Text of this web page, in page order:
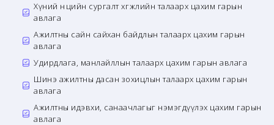
Хүний нөөцийн сургалт хөгжлийн талаарх цахим гарын
авлага
Ажилтны сайн сайхан байдлын талаарх цахим гарын
авлага
Удирдлага, манлайллын талаарх цахим гарын авлага
Шинэ ажилтны дасан зохицлын талаарх цахим гарын
авлага
Ажилтны идэвхи, санаачлагыг нэмэгдүүлэх цахим гарын
авлага